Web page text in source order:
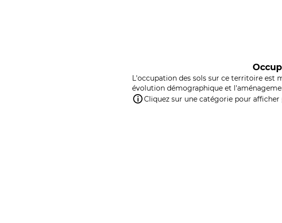
L'occupation des sols sur ce territoire est
évolution démographique et
Cliquez sur une catégorie pour afficher